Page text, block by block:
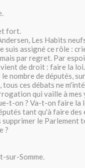
fort.
Les Habits
suis assigné ce rôle :
par regret. Par
de droit : faire la loi.
nombre de députés,
ces débats ne
qui vaille à
t-on ? Va-t-on faire la
tant qu'à faire des
supprimer le Parlement
?
sur-Somme.